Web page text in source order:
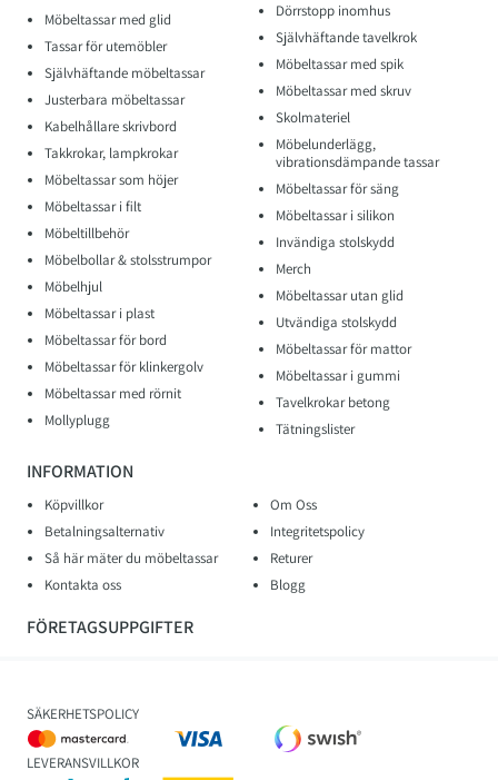
Möbeltassar med glid
Tassar för utemöbler
Självhäftande möbeltassar
Justerbara möbeltassar
Kabelhållare skrivbord
Takkrokar, lampkrokar
Möbeltassar som höjer
Möbeltassar i filt
Möbeltillbehör
Möbelbollar & stolsstrumpor
Möbelhjul
Möbeltassar i plast
Möbeltassar för bord
Möbeltassar för klinkergolv
Möbeltassar med rörnit
Mollyplugg
Dörrstopp inomhus
Självhäftande tavelkrok
Möbeltassar med spik
Möbeltassar med skruv
Skolmateriel
Möbelunderlägg,
vibrationsdämpande tassar
Möbeltassar för säng
Möbeltassar i silikon
Invändiga stolskydd
Merch
Möbeltassar utan glid
Utvändiga stolskydd
Möbeltassar för mattor
Möbeltassar i gummi
Tavelkrokar betong
Tätningslister
INFORMATION
Köpvillkor
Om Oss
Betalningsalternativ
Integritetspolicy
Så här mäter du möbeltassar
Returer
Kontakta oss
Blogg
FÖRETAGSUPPGIFTER
SÄKERHETSPOLICY
LEVERANSVILLKOR